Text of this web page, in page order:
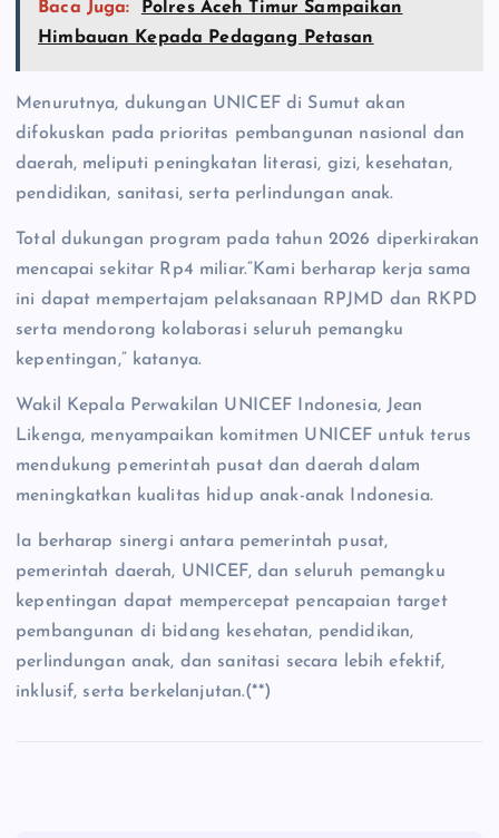
Baca Juga:
Polres Aceh Timur Sampaikan
Himbauan Kepada Pedagang Petasan
Menurutnya, dukungan UNICEF di Sumut akan
difokuskan pada prioritas pembangunan nasional dan
daerah, meliputi peningkatan literasi, gizi, kesehatan,
pendidikan, sanitasi, serta perlindungan anak.
Total dukungan program pada tahun 2026 diperkirakan
mencapai sekitar Rp4 miliar.“Kami berharap kerja sama
ini dapat mempertajam pelaksanaan RPJMD dan RKPD
serta mendorong kolaborasi seluruh pemangku
kepentingan,” katanya.
Wakil Kepala Perwakilan UNICEF Indonesia, Jean
Likenga, menyampaikan komitmen UNICEF untuk terus
mendukung pemerintah pusat dan daerah dalam
meningkatkan kualitas hidup anak-anak Indonesia.
Ia berharap sinergi antara pemerintah pusat,
pemerintah daerah, UNICEF, dan seluruh pemangku
kepentingan dapat mempercepat pencapaian target
pembangunan di bidang kesehatan, pendidikan,
perlindungan anak, dan sanitasi secara lebih efektif,
inklusif, serta berkelanjutan.(**)